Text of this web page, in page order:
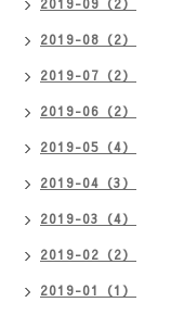
2019-08（2）
2019-07（2）
2019-06（2）
2019-05（4）
2019-04（3）
2019-03（4）
2019-02（2）
2019-01（1）